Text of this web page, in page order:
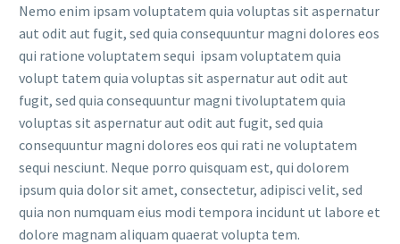
Nemo enim ipsam voluptatem quia voluptas sit aspernatur
aut odit aut fugit, sed quia consequuntur magni dolores eos
qui ratione voluptatem sequi ipsam voluptatem quia
volupt tatem quia voluptas sit aspernatur aut odit aut
fugit, sed quia consequuntur magni tivoluptatem quia
voluptas sit aspernatur aut odit aut fugit, sed quia
consequuntur magni dolores eos qui rati ne voluptatem
sequi nesciunt. Neque porro quisquam est, qui dolorem
ipsum quia dolor sit amet, consectetur, adipisci velit, sed
quia non numquam eius modi tempora incidunt ut labore et
dolore magnam aliquam quaerat volupta tem.